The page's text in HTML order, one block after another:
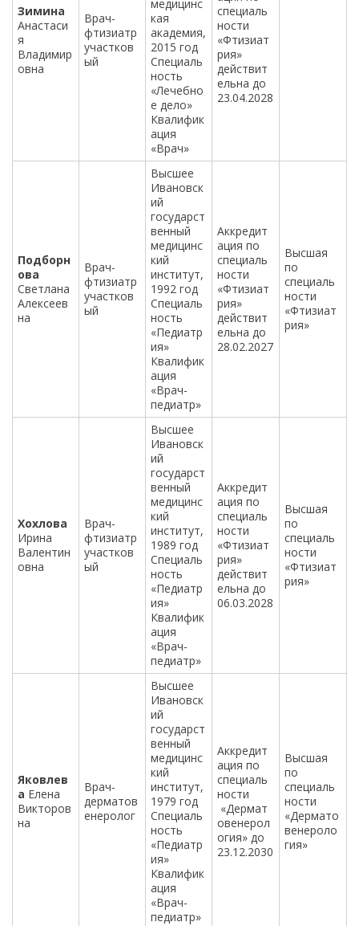
Зимина
Анастаси
я
Владимир
овна
Врач-
фтизиатр
участков
ый
медицинс
кая
академия,
2015 год
Специаль
ность
«Лечебно
е дело»
Квалифик
ация
«Врач»
специаль
ности
«Фтизиат
рия»
действит
ельна до
23.04.2028
Подборн
ова
Светлана
Алексеев
на
Врач-
фтизиатр
участков
ый
Высшее
Ивановск
ий
государст
венный
медицинс
кий
институт,
1992 год
Специаль
ность
«Педиатр
ия»
Квалифик
ация
«Врач-
педиатр»
Аккредит
ация по
специаль
ности
«Фтизиат
рия»
действит
ельна до
28.02.2027
Высшая
по
специаль
ности
«Фтизиат
рия»
Хохлова
Ирина
Валентин
овна
Врач-
фтизиатр
участков
ый
Высшее
Ивановск
ий
государст
венный
медицинс
кий
институт,
1989 год
Специаль
ность
«Педиатр
ия»
Квалифик
ация
«Врач-
педиатр»
Аккредит
ация по
специаль
ности
«Фтизиат
рия»
действит
ельна до
06.03.2028
Высшая
по
специаль
ности
«Фтизиат
рия»
Яковлев
а Елена
Викторов
на
Врач-
дерматов
енеролог
Высшее
Ивановск
ий
государст
венный
медицинс
кий
институт,
1979 год
Специаль
ность
«Педиатр
ия»
Квалифик
ация
«Врач-
педиатр»
Аккредит
ация по
специаль
ности
«Дермат
овенерол
огия» до
23.12.2030
Высшая
по
специаль
ности
«Дермато
венероло
гия»